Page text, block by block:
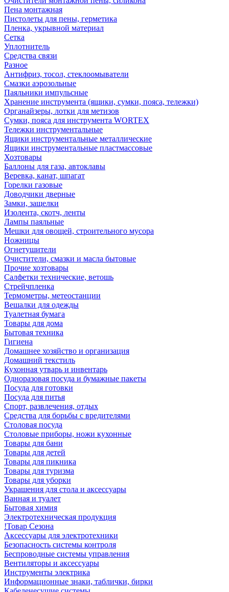
Пена монтажная
Пистолеты для пены, герметика
Пленка, укрывной материал
Сетка
Уплотнитель
Средства связи
Разное
Антифриз, тосол, стеклоомыватели
Смазки аэрозольные
Паяльники импульсные
Хранение инструмента (ящики, сумки, пояса, тележки)
Органайзеры, лотки для метизов
Сумки, пояса для инструмента WORTEX
Тележки инструментальные
Ящики инструментальные металлические
Ящики инструментальные пластмассовые
Хозтовары
Баллоны для газа, автоклавы
Веревка, канат, шпагат
Горелки газовые
Доводчики дверные
Замки, защелки
Изолента, скотч, ленты
Лампы паяльные
Мешки для овощей, строительного мусора
Ножницы
Огнетушители
Очистители, смазки и масла бытовые
Прочие хозтовары
Салфетки технические, ветошь
Стрейчпленка
Термометры, метеостанции
Вешалки для одежды
Туалетная бумага
Товары для дома
Бытовая техника
Гигиена
Домашнее хозяйство и организация
Домашний текстиль
Кухонная утварь и инвентарь
Одноразовая посуда и бумажные пакеты
Посуда для готовки
Посуда для питья
Спорт, развлечения, отдых
Средства для борьбы с вредителями
Столовая посуда
Столовые приборы, ножи кухонные
Товары для бани
Товары для детей
Товары для пикника
Товары для туризма
Товары для уборки
Украшения для стола и аксессуары
Ванная и туалет
Бытовая химия
Электротехническая продукция
!Товар Сезона
Аксессуары для электротехники
Безопасность системы контроля
Беспроводные системы управления
Вентиляторы и аксессуары
Инструменты электрика
Информационные знаки, таблички, бирки